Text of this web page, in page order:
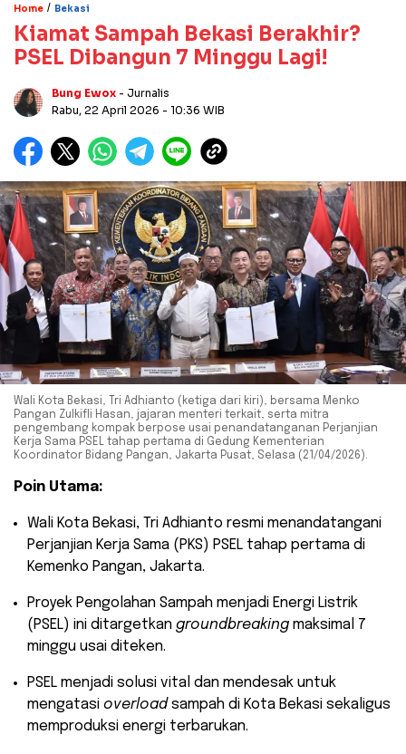
Home / Bekasi
Kiamat Sampah Bekasi Berakhir?
PSEL Dibangun 7 Minggu Lagi!
Bung Ewox - Jurnalis
Rabu, 22 April 2026 - 10:36 WIB
Wali Kota Bekasi, Tri Adhianto (ketiga dari kiri), bersama Menko
Pangan Zulkifli Hasan, jajaran menteri terkait, serta mitra
pengembang kompak berpose usai penandatanganan Perjanjian
Kerja Sama PSEL tahap pertama di Gedung Kementerian
Koordinator Bidang Pangan, Jakarta Pusat, Selasa (21/04/2026).
Poin Utama:
​Wali Kota Bekasi, Tri Adhianto resmi menandatangani
Perjanjian Kerja Sama (PKS) PSEL tahap pertama di
Kemenko Pangan, Jakarta.
​Proyek Pengolahan Sampah menjadi Energi Listrik
(PSEL) ini ditargetkan groundbreaking maksimal 7
minggu usai diteken.
​PSEL menjadi solusi vital dan mendesak untuk
mengatasi overloadsampah di Kota Bekasi sekaligus
memproduksi energi terbarukan.